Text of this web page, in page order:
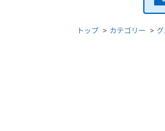
トップ カテゴリー
なんでも酒やカクヤ